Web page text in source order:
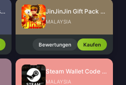
Free Fire Diamonds EU + TR JinJinJin Gift Pack Redeem Code
MALAYSIA
Bewertungen Kaufen
Steam Wallet Code (MYR)
MALAYSIA